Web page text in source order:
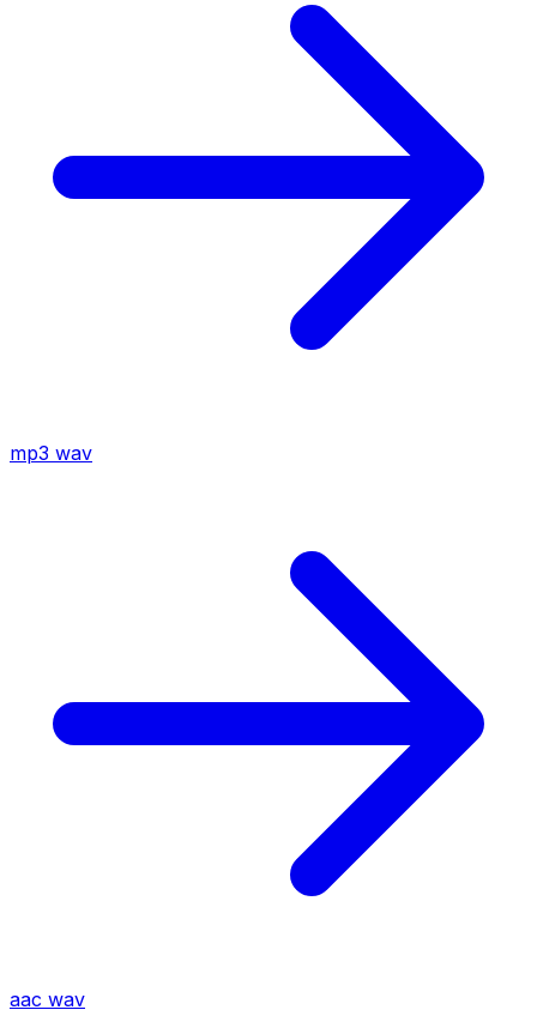
mp3 wav
aac wav